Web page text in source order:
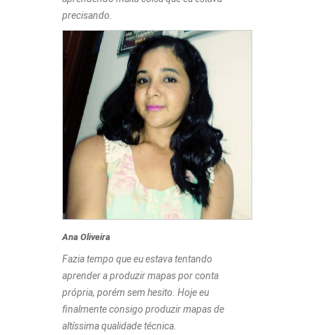
precisando.
Ana Oliveira
Fazia tempo que eu estava tentando
aprender a produzir mapas por conta
própria, porém sem hesito. Hoje eu
finalmente consigo produzir mapas de
altíssima qualidade técnica.